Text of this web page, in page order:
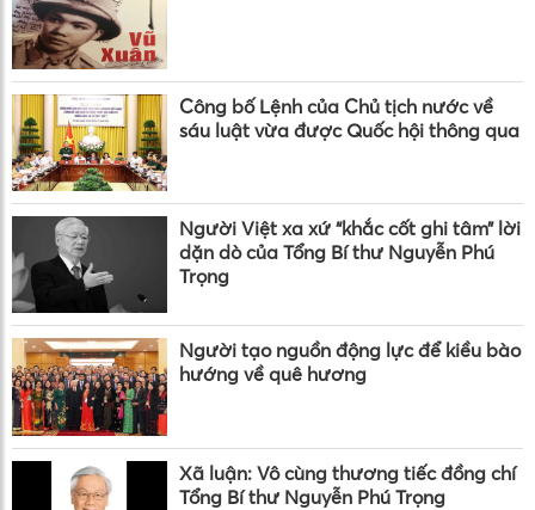
Công bố Lệnh của Chủ tịch nước về
sáu luật vừa được Quốc hội thông qua
Người Việt xa xứ “khắc cốt ghi tâm” lời
dặn dò của Tổng Bí thư Nguyễn Phú
Trọng
Người tạo nguồn động lực để kiều bào
hướng về quê hương
Xã luận: Vô cùng thương tiếc đồng chí
Tổng Bí thư Nguyễn Phú Trọng